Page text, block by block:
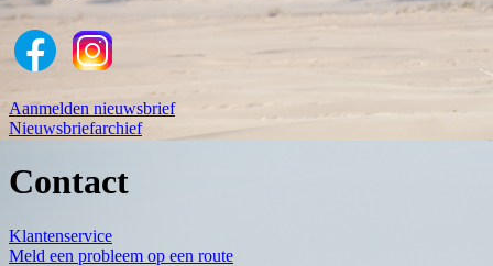
Aanmelden nieuwsbrief
Nieuwsbriefarchief
Contact
Klantenservice
Meld een probleem op een route